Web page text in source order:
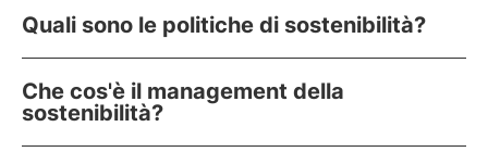
Quali sono le politiche di sostenibilità?
Che cos'è il management della
sostenibilità?